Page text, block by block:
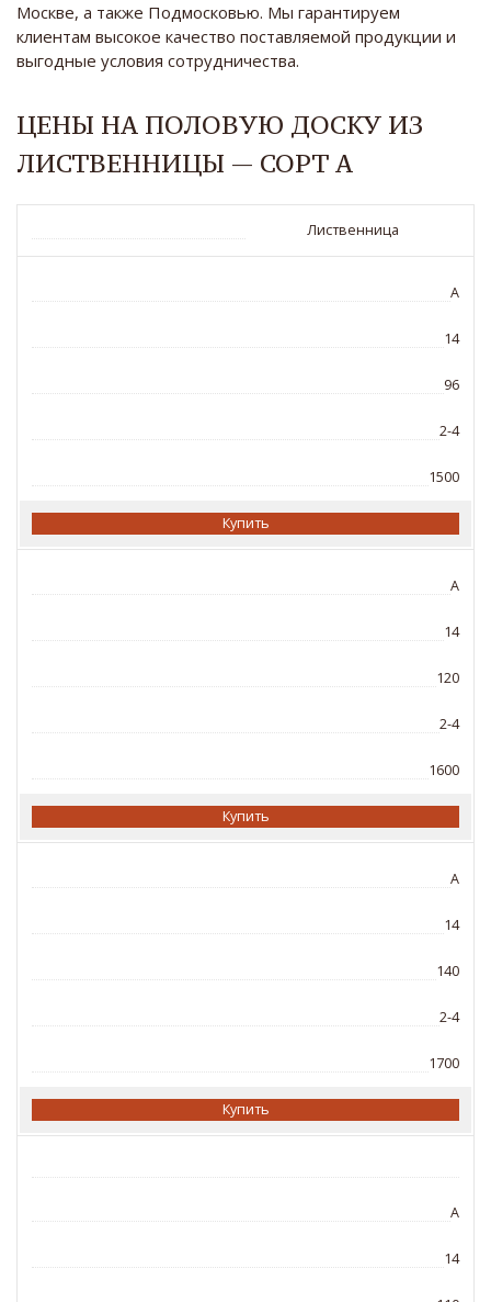
Москве, а также Подмосковью. Мы гарантируем
клиентам высокое качество поставляемой продукции и
выгодные условия сотрудничества.
ЦЕНЫ НА ПОЛОВУЮ ДОСКУ ИЗ
ЛИСТВЕННИЦЫ — СОРТ А
Лиственница
A
14
96
2-4
1500
Купить
A
14
120
2-4
1600
Купить
A
14
140
2-4
1700
Купить
A
14